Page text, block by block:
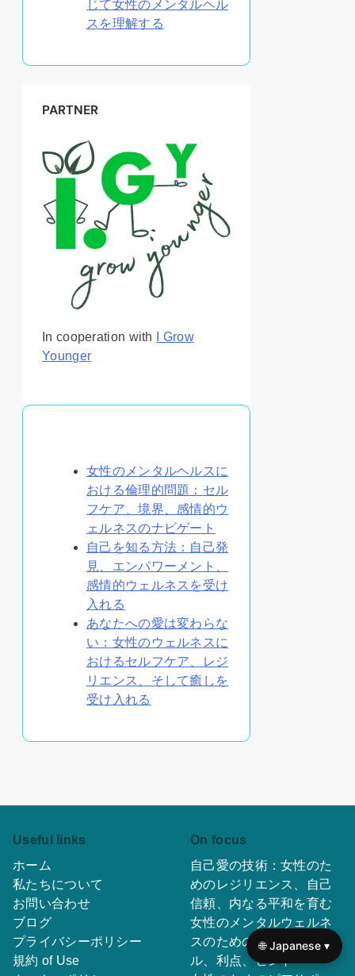
じて女性のメンタルヘル
スを理解する
PARTNER
In cooperation with
I Grow
Younger
女性のメンタルヘルスに
おける倫理的問題：セル
フケア、境界、感情的ウ
ェルネスのナビゲート
自己を知る方法：自己発
見、エンパワーメント、
感情的ウェルネスを受け
入れる
あなたへの愛は変わらな
い：女性のウェルネスに
おけるセルフケア、レジ
リエンス、そして癒しを
受け入れる
Useful links
ホーム
私たちについて
お問い合わせ
ブログ
プライバシーポリシー
規約 of Use
On focus
自己愛の技術：女性のた
めのレジリエンス、自己
信頼、内なる平和を育む
女性のメンタルウェルネ
スのためのヨガ：スタイ
ル、利点、ヒント
🌐 Japanese ▾